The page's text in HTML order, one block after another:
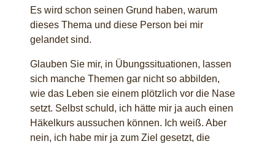
Es wird schon seinen Grund haben, warum
dieses Thema und diese Person bei mir
gelandet sind.
Glauben Sie mir, in Übungssituationen, lassen
sich manche Themen gar nicht so abbilden,
wie das Leben sie einem plötzlich vor die Nase
setzt. Selbst schuld, ich hätte mir ja auch einen
Häkelkurs aussuchen können. Ich weiß. Aber
nein, ich habe mir ja zum Ziel gesetzt, die